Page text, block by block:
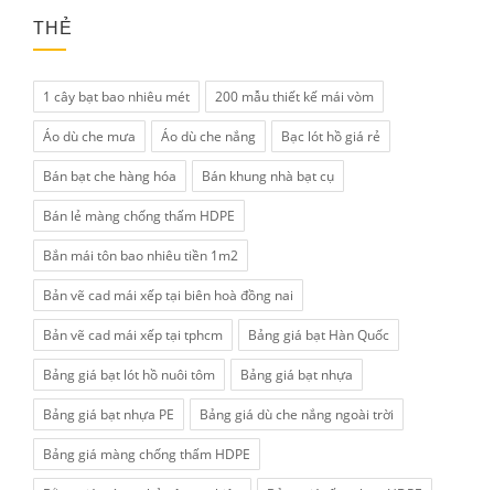
THẺ
1 cây bạt bao nhiêu mét 200 mẫu thiết kế mái vòm
Áo dù che mưa Áo dù che nắng Bạc lót hồ giá rẻ
Bán bạt che hàng hóa Bán khung nhà bạt cụ
Bán lẻ màng chống thấm HDPE
Bắn mái tôn bao nhiêu tiền 1m2
Bản vẽ cad mái xếp tại biên hoà đồng nai
Bản vẽ cad mái xếp tại tphcm Bảng giá bạt Hàn Quốc
Bảng giá bạt lót hồ nuôi tôm Bảng giá bạt nhựa
Bảng giá bạt nhựa PE Bảng giá dù che nắng ngoài trời
Bảng giá màng chống thấm HDPE